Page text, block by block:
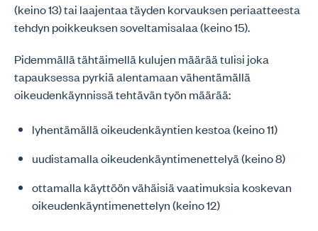
(keino 13) tai laajentaa täyden korvauksen periaatteesta
tehdyn poikkeuksen soveltamisalaa (keino 15).
Pidemmällä tähtäimellä kulujen määrää tulisi joka
tapauksessa pyrkiä alentamaan vähentämällä
oikeudenkäynnissä tehtävän työn määrää:
lyhentämällä oikeudenkäyntien kestoa (keino 11)
uudistamalla oikeudenkäyntimenettelyä (keino 8)
ottamalla käyttöön vähäisiä vaatimuksia koskevan
oikeudenkäyntimenettelyn (keino 12)